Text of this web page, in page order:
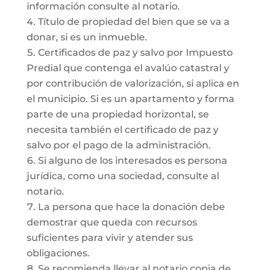
información consulte al notario.
Título de propiedad del bien que se va a
donar, si es un inmueble.
Certificados de paz y salvo por Impuesto
Predial que contenga el avalúo catastral y
por contribución de valorización, si aplica en
el municipio. Si es un apartamento y forma
parte de una propiedad horizontal, se
necesita también el certificado de paz y
salvo por el pago de la administración.
Si alguno de los interesados es persona
jurídica, como una sociedad, consulte al
notario.
La persona que hace la donación debe
demostrar que queda con recursos
suficientes para vivir y atender sus
obligaciones.